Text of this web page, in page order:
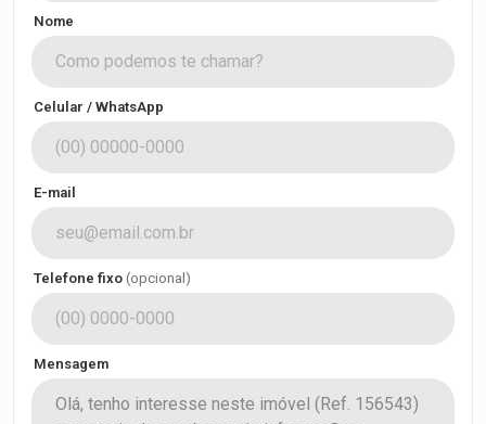
Nome
Celular / WhatsApp
E-mail
Telefone fixo (opcional)
Mensagem